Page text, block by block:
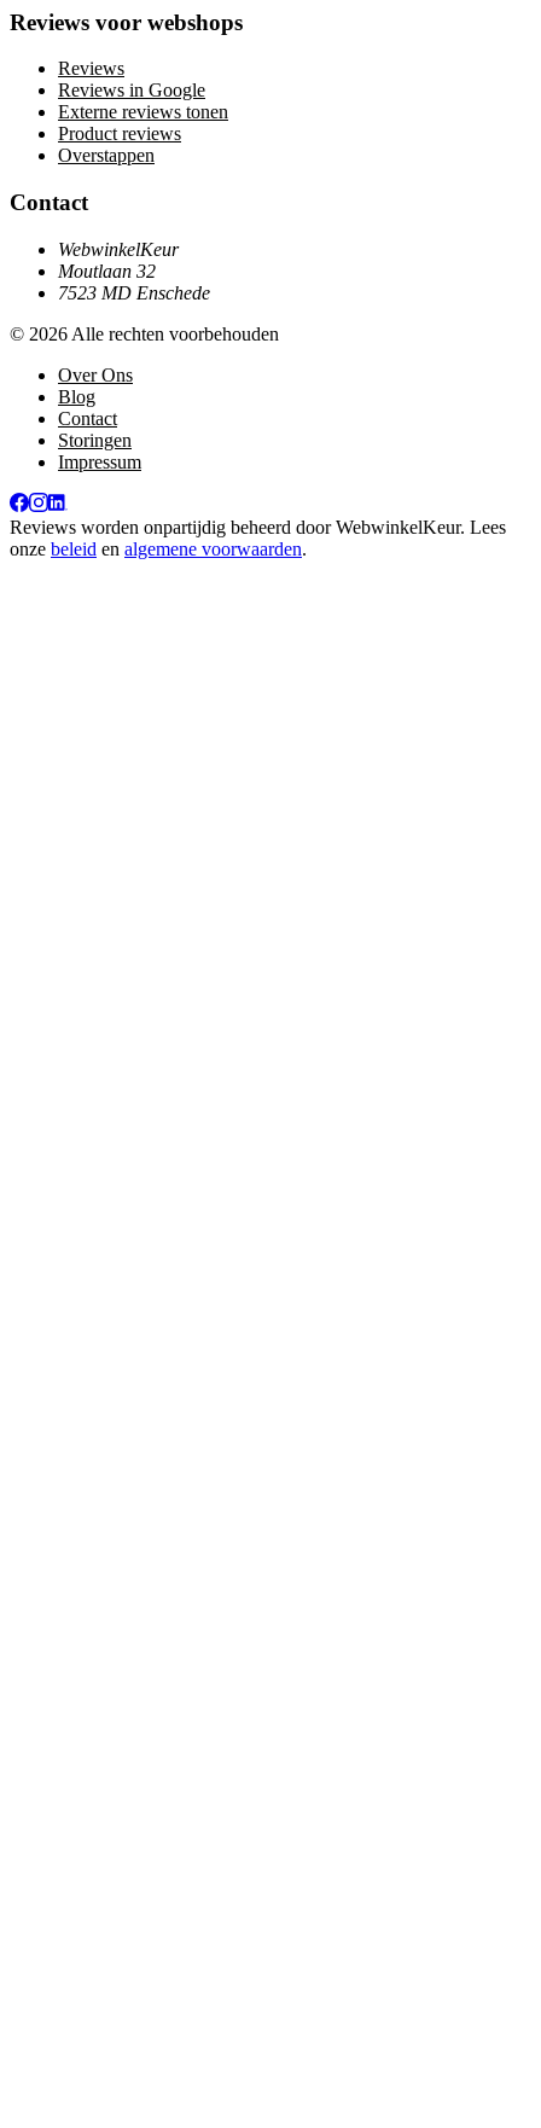
Reviews voor webshops
Reviews
Reviews in Google
Externe reviews tonen
Product reviews
Overstappen
Contact
WebwinkelKeur
Moutlaan 32
7523 MD Enschede
© 2026 Alle rechten voorbehouden
Over Ons
Blog
Contact
Storingen
Impressum
Reviews worden onpartijdig beheerd doorWebwinkelKeur. Lees
onze beleid en algemene voorwaarden.